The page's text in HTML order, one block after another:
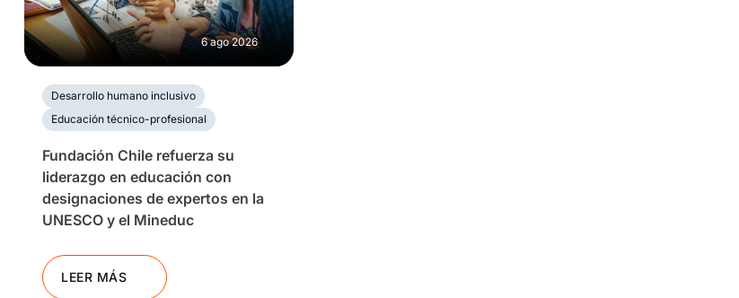
6 ago 2026
Desarrollo humano inclusivo
Educación técnico-profesional
Fundación Chile refuerza su
liderazgo en educación con
designaciones de expertos en la
UNESCO y el Mineduc
LEER MÁS